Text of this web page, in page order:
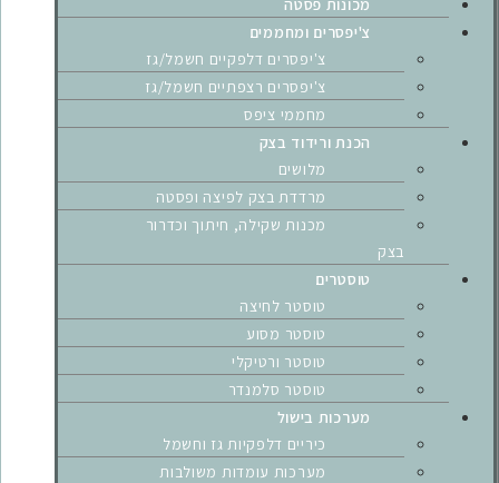
מכונות פסטה
צ'יפסרים ומחממים
צ'יפסרים דלפקיים חשמל/גז
צ'יפסרים רצפתיים חשמל/גז
מחממי ציפס
הכנת ורידוד בצק
מלושים
מרדדת בצק לפיצה ופסטה
מכנות שקילה, חיתוך וכדרור
בצק
טוסטרים
טוסטר לחיצה
טוסטר מסוע
טוסטר ורטיקלי
טוסטר סלמנדר
מערכות בישול
כיריים דלפקיות גז וחשמל
מערכות עומדות משולבות